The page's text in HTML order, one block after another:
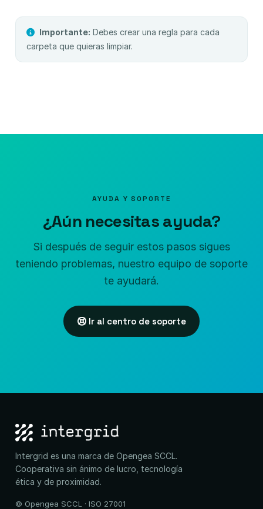
Importante: Debes crear una regla para cada
carpeta que quieras limpiar.
AYUDA Y SOPORTE
¿Aún necesitas ayuda?
Si después de seguir estos pasos sigues
teniendo problemas, nuestro equipo de soporte
te ayudará.
Ir al centro de soporte
Intergrid es una marca de Opengea SCCL.
Cooperativa sin ánimo de lucro, tecnología
ética y de proximidad.
© Opengea SCCL · ISO 27001